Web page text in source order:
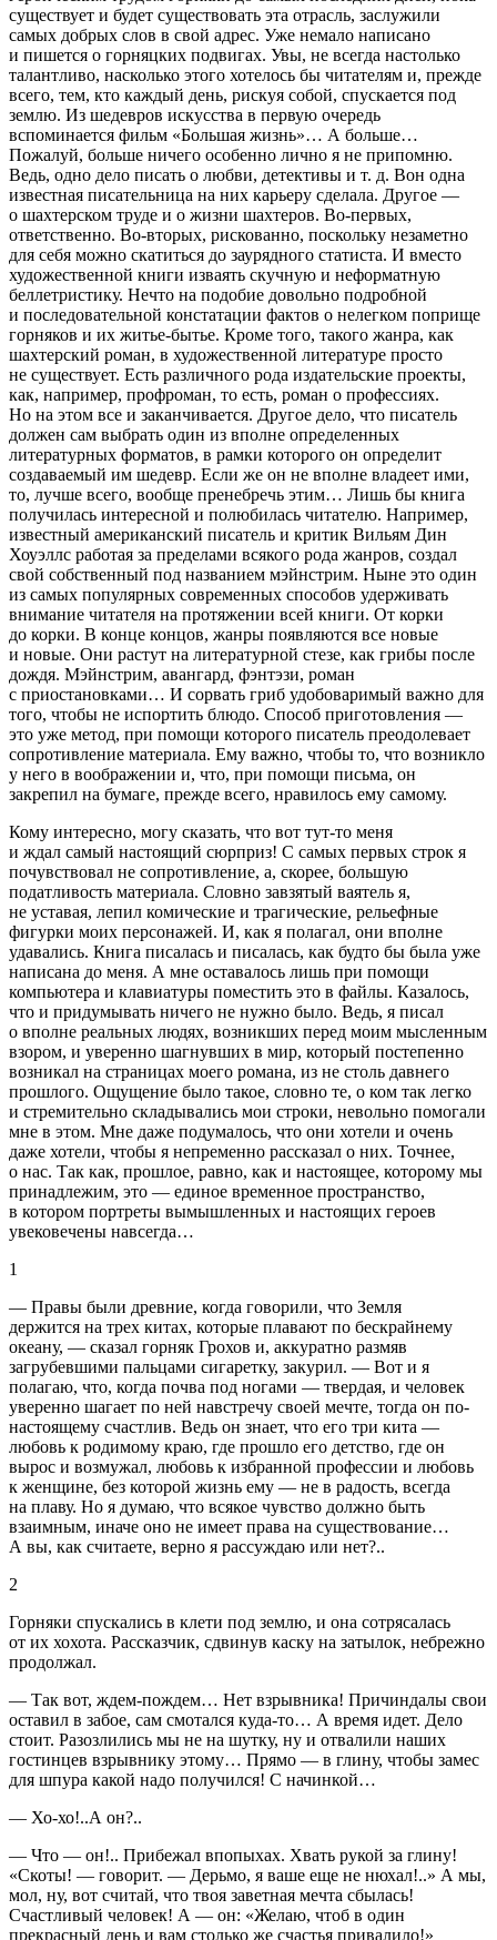
существует и будет существовать эта отрасль, заслужили
самых добрых слов в свой адрес. Уже немало написано
и пишется о горняцких подвигах. Увы, не всегда настолько
талантливо, насколько этого хотелось бы читателям и, прежде
всего, тем, кто каждый день, рискуя собой, спускается под
землю. Из шедевров искусства в первую очередь
вспоминается фильм «Большая жизнь»… А больше…
Пожалуй, больше ничего особенно лично я не припомню.
Ведь, одно дело писать о любви, детективы и т. д. Вон одна
известная писательница на них карьеру сделала. Другое —
о шахтерском труде и о жизни шахтеров. Во-первых,
ответственно. Во-вторых, рискованно, поскольку незаметно
для себя можно скатиться до заурядного статиста. И вместо
художественной книги изваять скучную и неформатную
беллетристику. Нечто на подобие довольно подробной
и последовательной констатации фактов о нелегком поприще
горняков и их житье-бытье. Кроме того, такого жанра, как
шахтерский роман, в художественной литературе просто
не существует. Есть различного рода издательские проекты,
как, например, профроман, то есть, роман о профессиях.
Но на этом все и заканчивается. Другое дело, что писатель
должен сам выбрать один из вполне определенных
литературных форматов, в рамки которого он определит
создаваемый им шедевр. Если же он не вполне владеет ими,
то, лучше всего, вообще пренебречь этим… Лишь бы книга
получилась интересной и полюбилась читателю. Например,
известный американский писатель и критик Вильям Дин
Хоуэллс работая за пределами всякого рода жанров, создал
свой собственный под названием мэйнстрим. Ныне это один
из самых популярных современных способов удерживать
внимание читателя на протяжении всей книги. От корки
до корки. В конце концов, жанры появляются все новые
и новые. Они растут на литературной стезе, как грибы после
дождя. Мэйнстрим, авангард, фэнтэзи, роман
с приостановками… И сорвать гриб удобоваримый важно для
того, чтобы не испортить блюдо. Способ приготовления —
это уже метод, при помощи которого писатель преодолевает
сопротивление материала. Ему важно, чтобы то, что возникло
у него в воображении и, что, при помощи письма, он
закрепил на бумаге, прежде всего, нравилось ему самому.
Кому интересно, могу сказать, что вот тут-то меня
и ждал самый настоящий сюрприз! С самых первых строк я
почувствовал не сопротивление, а, скорее, большую
податливость материала. Словно завзятый ваятель я,
не уставая, лепил комические и трагические, рельефные
фигурки моих персонажей. И, как я полагал, они вполне
удавались. Книга писалась и писалась, как будто бы была уже
написана до меня. А мне оставалось лишь при помощи
компьютера и клавиатуры поместить это в файлы. Казалось,
что и придумывать ничего не нужно было. Ведь, я писал
о вполне реальных людях, возникших перед моим мысленным
взором, и уверенно шагнувших в мир, который постепенно
возникал на страницах моего романа, из не столь давнего
прошлого. Ощущение было такое, словно те, о ком так легко
и стремительно складывались мои строки, невольно помогали
мне в этом. Мне даже подумалось, что они хотели и очень
даже хотели, чтобы я непременно рассказал о них. Точнее,
о нас. Так как, прошлое, равно, как и настоящее, которому мы
принадлежим, это — единое временное пространство,
в котором портреты вымышленных и настоящих героев
увековечены навсегда…
1
— Правы были древние, когда говорили, что Земля
держится на трех китах, которые плавают по бескрайнему
океану, — сказал горняк Грохов и, аккуратно размяв
загрубевшими пальцами сигаретку, закурил. — Вот и я
полагаю, что, когда почва под ногами — твердая, и человек
уверенно шагает по ней навстречу своей мечте, тогда он по-
настоящему счастлив. Ведь он знает, что его три кита —
любовь к родимому краю, где прошло его детство, где он
вырос и возмужал, любовь к избранной профессии и любовь
к женщине, без которой жизнь ему — не в радость, всегда
на плаву. Но я думаю, что всякое чувство должно быть
взаимным, иначе оно не имеет права на существование…
А вы, как считаете, верно я рассуждаю или нет?..
2
Горняки спускались в клети под землю, и она сотрясалась
от их хохота. Рассказчик, сдвинув каску на затылок, небрежно
продолжал.
— Так вот, ждем-пождем… Нет взрывника! Причиндалы свои
оставил в забое, сам смотался куда-то… А время идет. Дело
стоит. Разозлились мы не на шутку, ну и отвалили наших
гостинцев взрывнику этому… Прямо — в глину, чтобы замес
для шпура какой надо получился! С начинкой…
— Хо-хо!..А он?..
— Что — он!.. Прибежал впопыхах. Хвать рукой за глину!
«Скоты! — говорит. — Дерьмо, я ваше еще не нюхал!..» А мы,
мол, ну, вот считай, что твоя заветная мечта сбылась!
Счастливый человек! А — он: «Желаю, чтоб в один
прекрасный день и вам столько же счастья привалило!»